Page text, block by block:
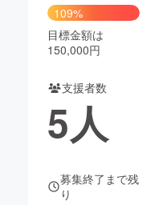
CAMPFIRE Creation
ya コミュニティ
109%
目標金額は
150,000円
支援者数
5人
募集終了まで残
り